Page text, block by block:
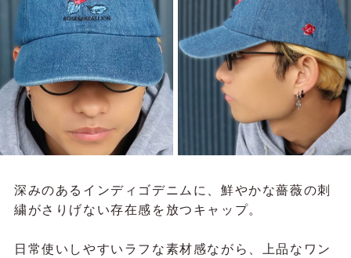
深みのあるインディゴデニムに、鮮やかな薔薇の刺
繍がさりげない存在感を放つキャップ。
日常使いしやすいラフな素材感ながら、上品なワン